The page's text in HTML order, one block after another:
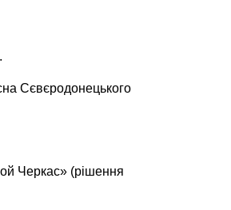
Сєвєродонецького
Черкас» (рішення